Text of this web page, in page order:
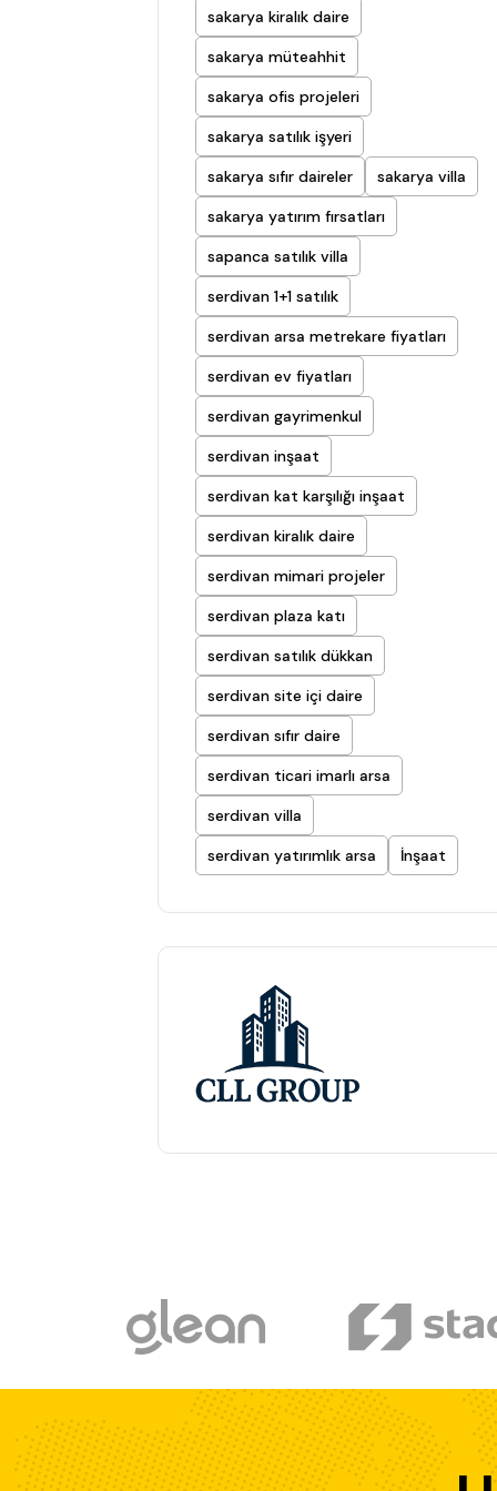
sakarya kiralık daire
sakarya müteahhit
sakarya ofis projeleri
sakarya satılık işyeri
sakarya sıfır daireler
sakarya villa
sakarya yatırım fırsatları
sapanca satılık villa
serdivan 1+1 satılık
serdivan arsa metrekare fiyatları
serdivan ev fiyatları
serdivan gayrimenkul
serdivan inşaat
serdivan kat karşılığı inşaat
serdivan kiralık daire
serdivan mimari projeler
serdivan plaza katı
serdivan satılık dükkan
serdivan site içi daire
serdivan sıfır daire
serdivan ticari imarlı arsa
serdivan villa
serdivan yatırımlık arsa
İnşaat